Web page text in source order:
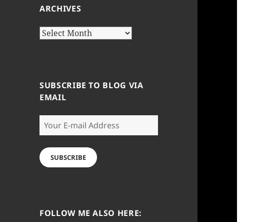
ARCHIVES
Archives
SUBSCRIBE TO BLOG VIA
EMAIL
Your
E-
mail
Address
SUBSCRIBE
FOLLOW ME ALSO HERE: